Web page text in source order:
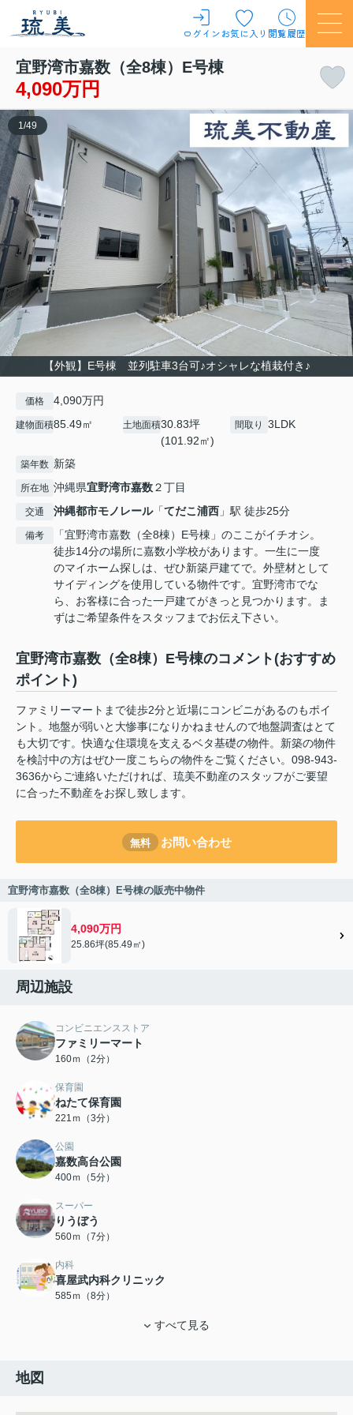
ログインお気に入り 閲覧履歴
宜野湾市嘉数（全8棟）E号棟
4,090万円
【外観】E号棟 並列駐車3台可♪オシャレな植栽付き♪
1 /49
価格 4,090万円
建物面積85.49㎡ 土地面積30.83坪
(101.92㎡)
間取り 3LDK
築年数 新築
所在地 沖縄県宜野湾市嘉数２丁目
交通 沖縄都市モノレール「てだこ浦西 」駅 徒歩25分
備考
「宜野湾市嘉数（全8棟）E号棟」のここがイチオシ。
徒歩14分の場所に嘉数小学校があります。一生に一度
のマイホーム探しは、ぜひ新築戸建てで。外壁材として
サイディングを使用している物件です。宜野湾市でな
ら、お客様に合った一戸建てがきっと見つかります。ま
ずはご希望条件をスタッフまでお伝え下さい。
宜野湾市嘉数（全8棟）E号棟のコメント(おすすめ
ポイント)
ファミリーマートまで徒歩2分と近場にコンビニがあるのもポイ
ント。地盤が弱いと大惨事になりかねませんので地盤調査はとて
も大切です。快適な住環境を支えるベタ基礎の物件。新築の物件
を検討中の方はぜひ一度こちらの物件をご覧ください。098-943-
3636からご連絡いただければ、琉美不動産のスタッフがご要望
に合った不動産をお探し致します。
無料 お問い合わせ
宜野湾市嘉数（全8棟）E号棟の販売中物件
4,090万円
25.86坪(85.49㎡)
周辺施設
コンビニエンスストア
ファミリーマート
160ｍ（2分）
保育園
ねたて保育園
221ｍ（3分）
公園
嘉数高台公園
400ｍ（5分）
スーパー
りうぼう
560ｍ（7分）
内科
喜屋武内科クリニック
585ｍ（8分）
すべて見る
地図